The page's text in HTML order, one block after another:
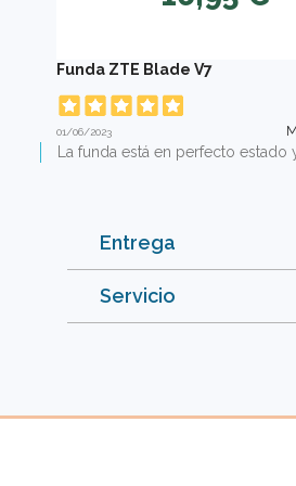
Funda ZTE Blade V7
01/06/2023
La funda está en perfecto estado
Entrega
Servicio